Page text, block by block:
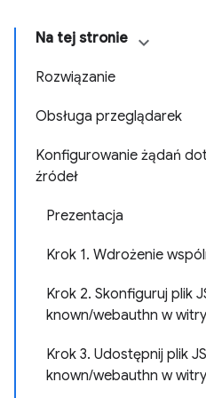
Na tej stronie
Rozwiązanie
Obsługa przeglądarek
Konfigurowanie żądań
źródeł
Prezentacja
Krok 1. Wdrożenie
Krok 2. Skonfiguruj plik
known/webauthn w
Krok 3. Udostępnij plik
known/webauthn w